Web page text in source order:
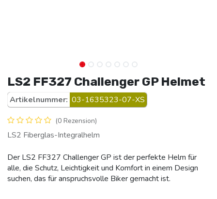
LS2 FF327 Challenger GP Helmet
Artikelnummer: 03-1635323-07-XS
(0 Rezension)
LS2 Fiberglas-Integralhelm
Der LS2 FF327 Challenger GP ist der perfekte Helm für
alle, die Schutz, Leichtigkeit und Komfort in einem Design
suchen, das für anspruchsvolle Biker gemacht ist.